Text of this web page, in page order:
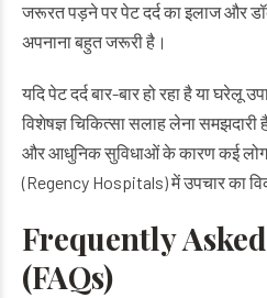
जरूरत पड़ने पर पेट दर्द का इलाज और
अपनाना बहुत जरूरी है।
यदि पेट दर्द बार-बार हो रहा है या घरेलू
विशेषज्ञ चिकित्सा सलाह लेना
और आधुनिक सुविधाओं के कारण कई लोग
(Regency Hospitals) में उपचार का
Frequently
(FAQs)